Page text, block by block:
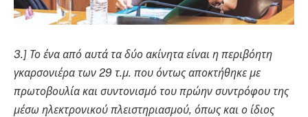
3.] Το ένα από αυτά τα δύο ακίνητα είναι η περιβόητη
γκαρσονιέρα των 29 τ.μ. που όντως αποκτήθηκε με
πρωτοβουλία και συντονισμό του πρώην συντρόφου της
μέσω ηλεκτρονικού πλειστηριασμού, όπως και ο ίδιος